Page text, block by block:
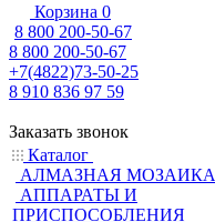
Корзина 0
8 800 200-50-67
8 800 200-50-67
+7(4822)73-50-25
8 910 836 97 59
Заказать звонок
Каталог
АЛМАЗНАЯ МОЗАИКА
АППАРАТЫ И
ПРИСПОСОБЛЕНИЯ